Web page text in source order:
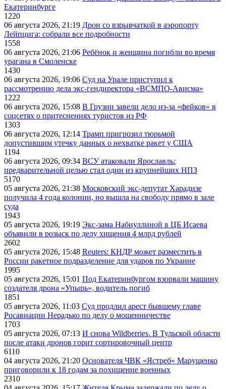
Екатеринбурге
1220
06 августа 2026, 21:19 Дрон со взрывчаткой в аэропорту
Лейпцига: собрали все подробности
1558
06 августа 2026, 21:06 Ребёнок и женщина погибли во время
урагана в Смоленске
1430
06 августа 2026, 19:06 Суд на Урале приступил к
рассмотрению дела экс-гендиректора «ВСМПО-Ависма»
1222
06 августа 2026, 15:08 В Грузии завели дело из-за «фейков» в
соцсетях о притеснениях туристов из РФ
1303
06 августа 2026, 12:14 Трамп пригрозил тюрьмой
допустившим утечку данных о нехватке ракет у США
1194
06 августа 2026, 09:34 ВСУ атаковали Ярославль:
предварительной целью стал один из крупнейших НПЗ
5170
05 августа 2026, 21:38 Московский экс-депутат Харадизе
получила 4 года колонии, но вышла на свободу прямо в зале
суда
1943
05 августа 2026, 19:19 Экс-зама Набиуллиной в ЦБ Исаева
объявили в розыск по делу хищения 4 млрд рублей
2602
05 августа 2026, 15:48 Reuters: КНДР может разместить в
России ракетное подразделение для ударов по Украине
1995
05 августа 2026, 15:01 Под Екатеринбургом взорвали машину
создателя дрона «Упырь», водитель погиб
1851
05 августа 2026, 11:03 Суд продлил арест бывшему главе
Росавиации Нерадько по делу о мошенничестве
1703
05 августа 2026, 07:13 И снова Wildberries. В Тульской области
после атаки дронов горит сортировочный центр
6110
04 августа 2026, 21:20 Основателя ЧВК «Ястреб» Марущенко
приговорили к 18 годам за похищение военных
2310